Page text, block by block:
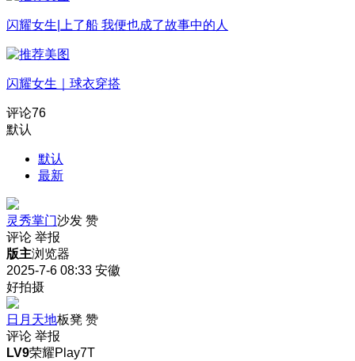
闪耀女生|上了船 我便也成了故事中的人
闪耀女生｜球衣穿搭
评论76
默认
默认
最新
灵秀掌门沙发 赞
评论 举报
版主浏览器
2025-7-6 08:33 安徽
好拍摄
日月天地板凳 赞
评论 举报
LV9荣耀Play7T